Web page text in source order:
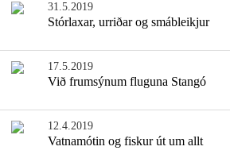
31.5.2019
Stórlaxar, urriðar og smábleikjur
17.5.2019
Við frumsýnum fluguna Stangó
12.4.2019
Vatnamótin og fiskur út um allt